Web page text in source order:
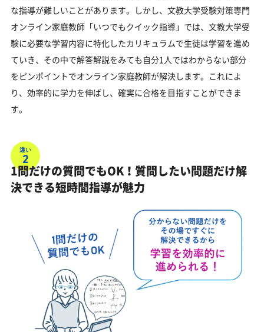
な指導が難しいことがあります。しかし、文教大学受験対策専門
オンライン家庭教師「いつでもクイック指導」では、文教大学受
験に必要な学習内容に特化したカリキュラムで生徒は学習を進め
ていき、その中で解答解説をみても自分1人ではわからない部分
をピンポイントでオンライン家庭教師が解決します。これによ
り、効率的に学力を伸ばし、確実に合格を目指すことができま
す。
違い
2
1問だけの質問でもOK！質問したい問題だけ解
決できる短時間指導が魅力